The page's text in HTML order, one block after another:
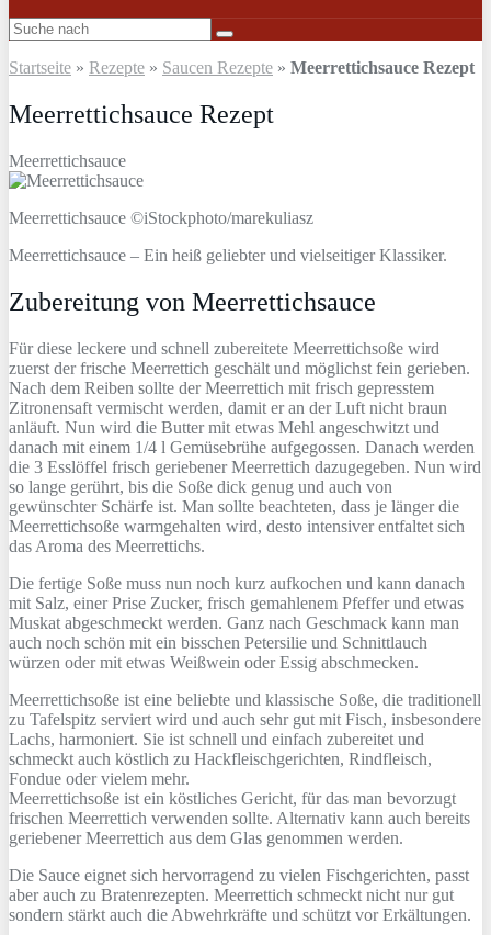
Startseite » Rezepte » Saucen Rezepte » Meerrettichsauce Rezept
Meerrettichsauce Rezept
Meerrettichsauce
Meerrettichsauce ©iStockphoto/marekuliasz
Meerrettichsauce – Ein heiß geliebter und vielseitiger Klassiker.
Zubereitung von Meerrettichsauce
Für diese leckere und schnell zubereitete Meerrettichsoße wird
zuerst der frische Meerrettich geschält und möglichst fein gerieben.
Nach dem Reiben sollte der Meerrettich mit frisch gepresstem
Zitronensaft vermischt werden, damit er an der Luft nicht braun
anläuft. Nun wird die Butter mit etwas Mehl angeschwitzt und
danach mit einem 1/4 l Gemüsebrühe aufgegossen. Danach werden
die 3 Esslöffel frisch geriebener Meerrettich dazugegeben. Nun wird
so lange gerührt, bis die Soße dick genug und auch von
gewünschter Schärfe ist. Man sollte beachteten, dass je länger die
Meerrettichsoße warmgehalten wird, desto intensiver entfaltet sich
das Aroma des Meerrettichs.
Die fertige Soße muss nun noch kurz aufkochen und kann danach
mit Salz, einer Prise Zucker, frisch gemahlenem Pfeffer und etwas
Muskat abgeschmeckt werden. Ganz nach Geschmack kann man
auch noch schön mit ein bisschen Petersilie und Schnittlauch
würzen oder mit etwas Weißwein oder Essig abschmecken.
Meerrettichsoße ist eine beliebte und klassische Soße, die traditionell
zu Tafelspitz serviert wird und auch sehr gut mit Fisch, insbesondere
Lachs, harmoniert. Sie ist schnell und einfach zubereitet und
schmeckt auch köstlich zu Hackfleischgerichten, Rindfleisch,
Fondue oder vielem mehr.
Meerrettichsoße ist ein köstliches Gericht, für das man bevorzugt
frischen Meerrettich verwenden sollte. Alternativ kann auch bereits
geriebener Meerrettich aus dem Glas genommen werden.
Die Sauce eignet sich hervorragend zu vielen Fischgerichten, passt
aber auch zu Bratenrezepten. Meerrettich schmeckt nicht nur gut
sondern stärkt auch die Abwehrkräfte und schützt vor Erkältungen.